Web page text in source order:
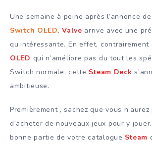
Une semaine à peine après l’annonce
Switch OLED,Valve arrive avec une
qu’intéressante. En effet, contrairement
OLED qui n’améliore pas du tout les
Switch normale, cette Steam Deck
ambitieuse.
Premièrement , sachez que vous
d’acheter de nouveaux jeux pour y
bonne partie de votre catalogue Steam